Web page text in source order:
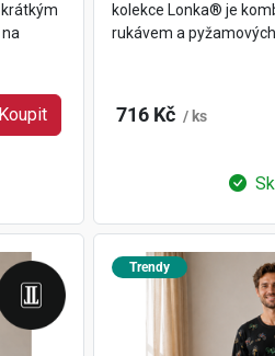
Koupit
kolekce Lonka® je
rukávem a
716 Kč / ks
Trendy